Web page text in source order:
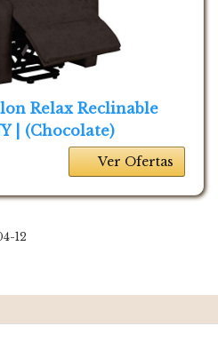
Relax Reclinable
| (Chocolate)
Ver Ofertas
12